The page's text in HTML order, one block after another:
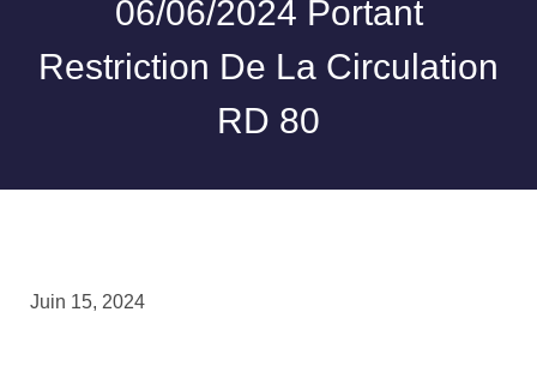
06/06/2024 Portant
Restriction De La Circulation
RD 80
Juin 15, 2024